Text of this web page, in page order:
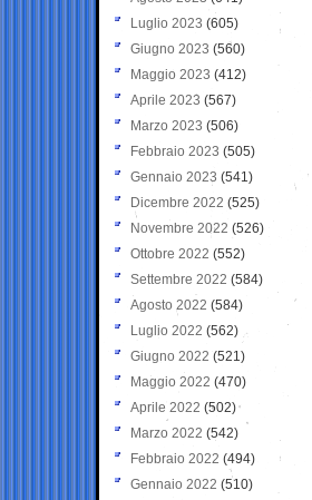
Luglio 2023 (605)
Giugno 2023 (560)
Maggio 2023 (412)
Aprile 2023 (567)
Marzo 2023 (506)
Febbraio 2023 (505)
Gennaio 2023 (541)
Dicembre 2022 (525)
Novembre 2022 (526)
Ottobre 2022 (552)
Settembre 2022 (584)
Agosto 2022 (584)
Luglio 2022 (562)
Giugno 2022 (521)
Maggio 2022 (470)
Aprile 2022 (502)
Marzo 2022 (542)
Febbraio 2022 (494)
Gennaio 2022 (510)